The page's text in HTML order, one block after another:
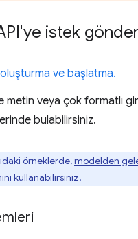
istek
ve başlatma.
metin veya çok formatlı
bulabilirsiniz.
örneklerde,modelden
kullanabilirsiniz.